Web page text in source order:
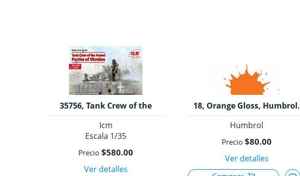
35756, Tank Crew of the
Armed Forces of Ukranie,
1/35, Icm.
Icm
1/35
$580.00
18, Orange Gloss, Humbrol.
Humbrol
$80.00